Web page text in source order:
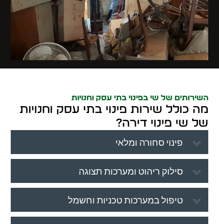
השירותים של שי בפינוי בתי עסק וחנויות
מה כולל שירות פינוי בתי עסק וחנויות
של שי פינוי דירה?
פינוי סחורה ומלאי
סילוק ריהוט ומערכות תצוגה
טיפול במערכות טכניות וחשמל